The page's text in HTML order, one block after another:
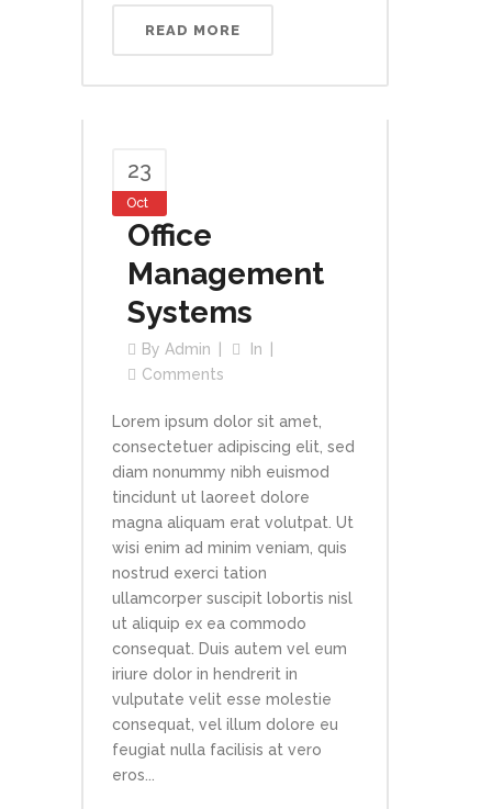
READ MORE
23
Oct
Office
Management
Systems
By Admin
In
Comments
Lorem ipsum dolor sit amet,
consectetuer adipiscing elit, sed
diam nonummy nibh euismod
tincidunt ut laoreet dolore
magna aliquam erat volutpat. Ut
wisi enim ad minim veniam, quis
nostrud exerci tation
ullamcorper suscipit lobortis nisl
ut aliquip ex ea commodo
consequat. Duis autem vel eum
iriure dolor in hendrerit in
vulputate velit esse molestie
consequat, vel illum dolore eu
feugiat nulla facilisis at vero
eros...